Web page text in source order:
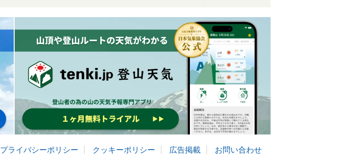
プライバシーポリシー クッキーポリシー 広告掲載 お問い合わせ